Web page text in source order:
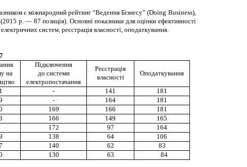
є міжнародний рейтинг “Ведення Бізнесу” (Doing Business),
р. — 87 позиція). Основні показники для оцінки ефективності
систем, реєстрація власності, оподаткування.
на
Підключення
до системи
електропостачання
Реєстрація
власності
Оподаткування
- 141
181
- 164
181
169 166
181
166 149
165
172 97
164
138 64
106
140 62
83
130 63
84